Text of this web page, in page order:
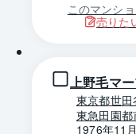
このマンシ
売りた
上野毛マ
東京都世田
東急田園
1976年11